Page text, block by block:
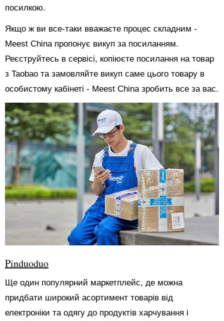
посилкою.
Якщо ж ви все-таки вважаєте процес складним -
Meest China пропонує викуп за посиланням.
Реєструйтесь в сервісі, копіюєте посилання на товар
з Taobao та замовляйте викуп саме цього товару в
особистому кабінеті - Meest China зробить все за вас.
Pinduoduo
Ще один популярний маркетплейс, де можна
придбати широкий асортимент товарів від
електроніки та одягу до продуктів харчування і